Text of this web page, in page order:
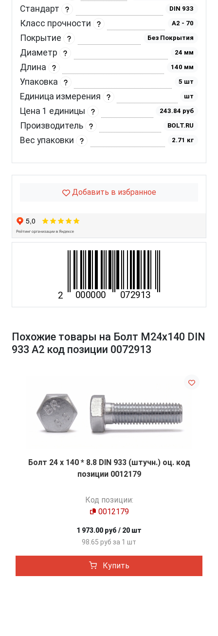
Стандарт DIN 933
Класс прочности A2 - 70
Покрытие Без Покрытия
Диаметр 24 мм
Длина 140 мм
Упаковка 5 шт
Единица измерения шт
Цена 1 единицы 243.84 руб
Производитель BOLT.RU
Вес упаковки 2.71 кг
Добавить в избранное
Похожие товары на Болт М24х140 DIN
933 A2 код позиции 0072913
Болт 24 х 140 * 8.8 DIN 933 (штучн.) оц. код
позиции 0012179
Код позиции:
0012179
1 973.00 руб / 20 шт
98.65 руб за 1 шт
Купить